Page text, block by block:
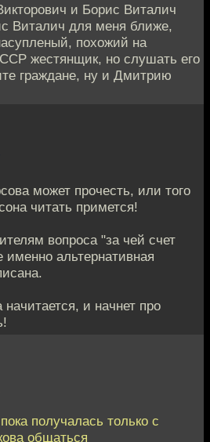
и Борис Виталич
Виталич для меня ближе,
похожий на
жестянщик, но слушать его
граждане, ну и Дмитрию
может прочесть, или того
читать примется!
вопроса "за чей счет
именно альтернативная
и начнет про
получалась только с
общаться